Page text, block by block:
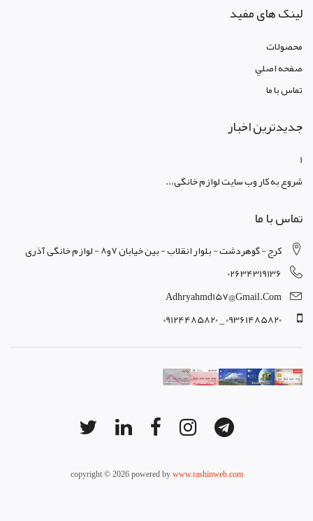
لینک های مفید
محصولات
صفحه اصلي
تماس با ما
جدیدترین اخبار
1
شروع به کار وب سایت لوازم خانگی...
تماس با ما
کرج - گوهردشت - بلوار انقلاب - بین خیابان 7و8 - لوازم خانگی آذری
02634319136
Adhryahmd157@gmail.com
09361485820 _ 09124485820
copyright © 2026 powered by www.rashinweb.com